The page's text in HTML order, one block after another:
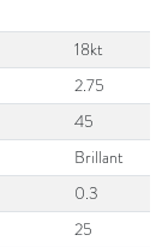
18kt
2.75
45
Brillant
0.3
25